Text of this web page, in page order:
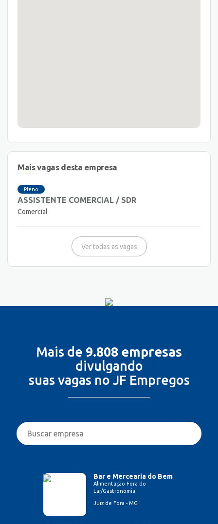
Mais vagas desta empresa
Pleno
ASSISTENTE COMERCIAL / SDR
Comercial
Ver todas as vagas
Mais de 9.808 empresas
divulgando
suas vagas no JF Empregos
Bar e Mercearia do Bem
Alimentação Fora do
Lar/Gastronomia
Juiz de Fora - MG